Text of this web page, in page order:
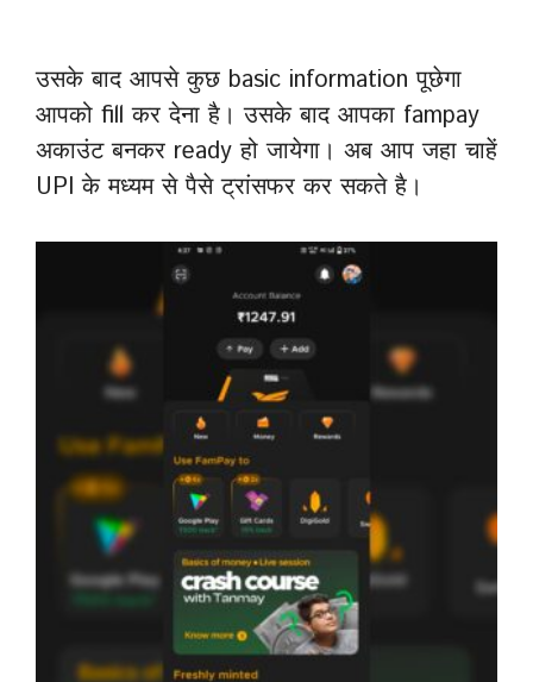
उसके बाद आपसे कुछ basic information पूछेगा
आपको fill कर देना है। उसके बाद आपका fampay
अकाउंट बनकर ready हो जायेगा। अब आप जहा चाहें
UPI के मध्यम से पैसे ट्रांसफर कर सकते है।